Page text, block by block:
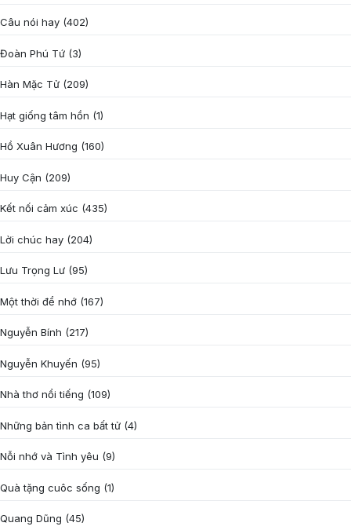
Câu nói hay (402)
Đoàn Phú Tứ (3)
Hàn Mặc Tử (209)
Hạt giống tâm hồn (1)
Hồ Xuân Hương (160)
Huy Cận (209)
Kết nối cảm xúc (435)
Lời chúc hay (204)
Lưu Trọng Lư (95)
Một thời để nhớ (167)
Nguyễn Bính (217)
Nguyễn Khuyến (95)
Nhà thơ nổi tiếng (109)
Những bản tình ca bất tử (4)
Nỗi nhớ và Tình yêu (9)
Quà tặng cuôc sống (1)
Quang Dũng (45)